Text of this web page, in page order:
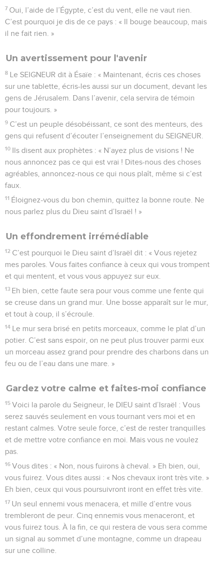
7 Oui, l’aide de l’Égypte, c’est du vent, elle ne vaut rien.
C’est pourquoi je dis de ce pays : « Il bouge beaucoup, mais
il ne fait rien. »
Un avertissement pour l'avenir
8 Le SEIGNEUR dit à Ésaïe : « Maintenant, écris ces choses
sur une tablette, écris-les aussi sur un document, devant les
gens de Jérusalem. Dans l’avenir, cela servira de témoin
pour toujours. »
9 C’est un peuple désobéissant, ce sont des menteurs, des
gens qui refusent d’écouter l’enseignement du SEIGNEUR.
10 Ils disent aux prophètes : « N’ayez plus de visions ! Ne
nous annoncez pas ce qui est vrai ! Dites-nous des choses
agréables, annoncez-nous ce qui nous plaît, même si c’est
faux.
11 Éloignez-vous du bon chemin, quittez la bonne route. Ne
nous parlez plus du Dieu saint d’Israël ! »
Un effondrement irrémédiable
12 C’est pourquoi le Dieu saint d’Israël dit : « Vous rejetez
mes paroles. Vous faites confiance à ceux qui vous trompent
et qui mentent, et vous vous appuyez sur eux.
13 Eh bien, cette faute sera pour vous comme une fente qui
se creuse dans un grand mur. Une bosse apparaît sur le mur,
et tout à coup, il s’écroule.
14 Le mur sera brisé en petits morceaux, comme le plat d’un
potier. C’est sans espoir, on ne peut plus trouver parmi eux
un morceau assez grand pour prendre des charbons dans un
feu ou de l’eau dans une mare. »
Gardez votre calme et faites-moi confiance
15 Voici la parole du Seigneur, le DIEU saint d’Israël : Vous
serez sauvés seulement en vous tournant vers moi et en
restant calmes. Votre seule force, c’est de rester tranquilles
et de mettre votre confiance en moi. Mais vous ne voulez
pas.
16 Vous dites : « Non, nous fuirons à cheval. » Eh bien, oui,
vous fuirez. Vous dites aussi : « Nos chevaux iront très vite. »
Eh bien, ceux qui vous poursuivront iront en effet très vite.
17 Un seul ennemi vous menacera, et mille d’entre vous
trembleront de peur. Cinq ennemis vous menaceront, et
vous fuirez tous. À la fin, ce qui restera de vous sera comme
un signal au sommet d’une montagne, comme un drapeau
sur une colline.